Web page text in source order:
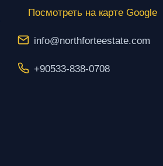
Посмотреть на карте Google
info@northforteestate.com
+90533-838-0708